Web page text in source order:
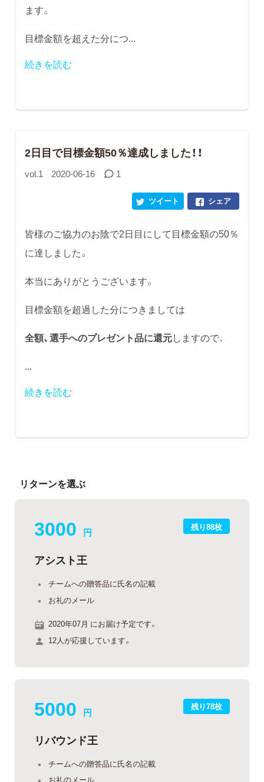
ます。
目標金額を超えた分につ...
続きを読む
2日目で目標金額50％達成しました！！
vol.1 2020-06-16 1
シェア
ツイート
皆様のご協力のお陰で2日目にして目標金額の50％
に達しました。
本当にありがとうございます。
目標金額を超過した分につきましては
全額、選手へのプレゼント品に還元しますので、
...
続きを読む
リターンを選ぶ
残り88枚
3000 円
アシスト王
チームへの贈答品に氏名の記載
お礼のメール
2020年07月 にお届け予定です。
12人が応援しています。
残り78枚
5000 円
リバウンド王
チームへの贈答品に氏名の記載
お礼のメール